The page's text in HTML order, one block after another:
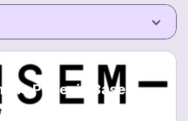
keyboard_arrow_down
Phoenix Basel
zeitgenössis...